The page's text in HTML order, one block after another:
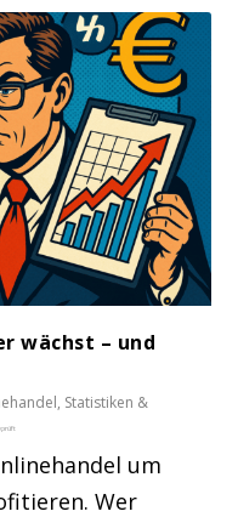
wächst – und
, Statistiken &
um
Wer